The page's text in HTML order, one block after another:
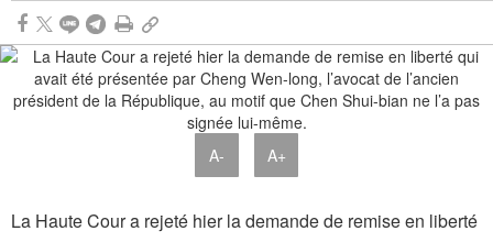
A- A+
La Haute Cour a rejeté hier la demande de remise en liberté